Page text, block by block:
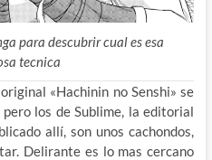
para descubrir cual es esa
tecnica
«Hachinin no Senshi» se
los de Sublime, la editorial
allí, son unos cachondos,
Delirante es lo mas cercano